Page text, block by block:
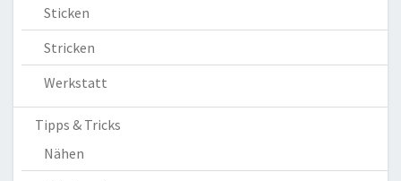
Sticken
Stricken
Werkstatt
Tipps & Tricks
Nähen